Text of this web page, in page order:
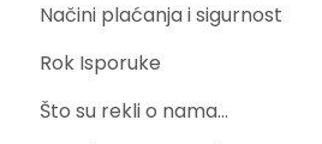
Načini plaćanja i sigurnost
Rok Isporuke
Što su rekli o nama…